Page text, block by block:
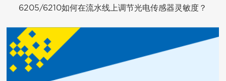
6205/6210如何在流水线上调节光电传感器灵敏度？